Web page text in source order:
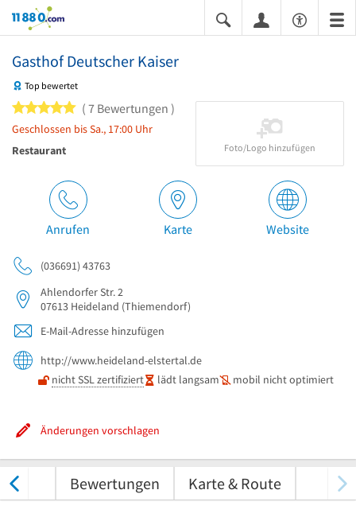
11880.com
Gasthof Deutscher Kaiser
Top bewertet
5 von 5 Sternen
7 Bewertungen
Geschlossen bis Sa., 17:00 Uhr
Restaurant
Foto/Logo hinzufügen
Anrufen Karte Website
(036691) 43763
Ahlendorfer Str. 2
07613 Heideland (Thiemendorf)
E-Mail-Adresse hinzufügen
http://www.heideland-elstertal.de
nicht SSL zertifiziert
lädt langsam mobil nicht optimiert
Änderungen vorschlagen
Bewertungen Karte & Route